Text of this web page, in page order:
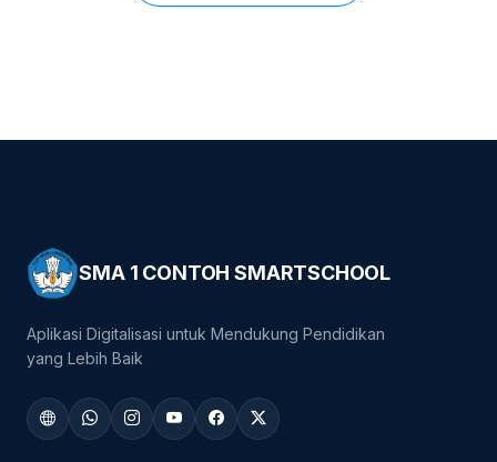
SMA 1 CONTOH SMARTSCHOOL
Aplikasi Digitalisasi untuk Mendukung Pendidikan
yang Lebih Baik